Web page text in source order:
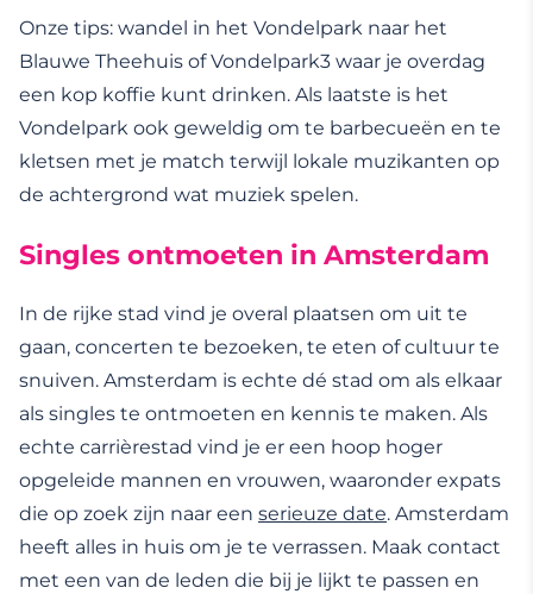
Onze tips: wandel in het Vondelpark naar het
Blauwe Theehuis of Vondelpark3 waar je overdag
een kop koffie kunt drinken. Als laatste is het
Vondelpark ook geweldig om te barbecueën en te
kletsen met je match terwijl lokale muzikanten op
de achtergrond wat muziek spelen.
Singles ontmoeten in Amsterdam
In de rijke stad vind je overal plaatsen om uit te
gaan, concerten te bezoeken, te eten of cultuur te
snuiven. Amsterdam is echte dé stad om als elkaar
als singles te ontmoeten en kennis te maken. Als
echte carrièrestad vind je er een hoop hoger
opgeleide mannen en vrouwen, waaronder expats
die op zoek zijn naar een serieuze date. Amsterdam
heeft alles in huis om je te verrassen. Maak contact
met een van de leden die bij je lijkt te passen en